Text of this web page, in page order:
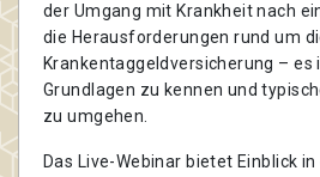
der Umgang mit Krankheit nach
die Herausforderungen rund um
Krankentaggeldversicherung – es
Grundlagen zu kennen und
zu umgehen.
Das Live-Webinar bietet Einblick in